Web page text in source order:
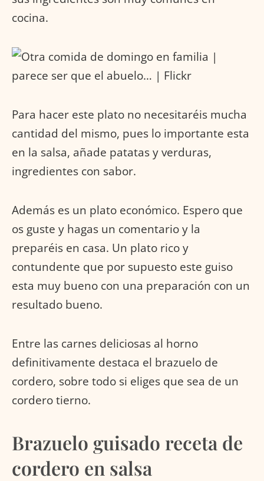
cocina.
Para hacer este plato no necesitaréis mucha
cantidad del mismo, pues lo importante esta
en la salsa, añade patatas y verduras,
ingredientes con sabor.
Además es un plato económico. Espero que
os guste y hagas un comentario y la
preparéis en casa. Un plato rico y
contundente que por supuesto este guiso
esta muy bueno con una preparación con un
resultado bueno.
Entre las carnes deliciosas al horno
definitivamente destaca el brazuelo de
cordero, sobre todo si eliges que sea de un
cordero tierno.
Brazuelo guisado receta de
cordero en salsa